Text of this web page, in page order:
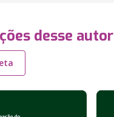
desse autor